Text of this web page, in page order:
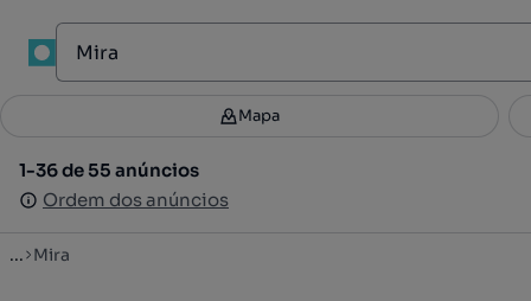
Filtros 2
1-36 de 55 anúncios
Ordem dos anúncios
Mapa
1-36 de 55 anúncios
Ordem dos anúncios
... Mira